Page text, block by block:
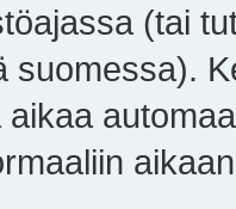
(tai
suomessa).